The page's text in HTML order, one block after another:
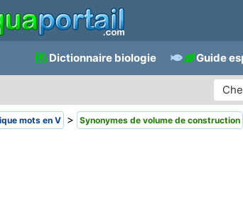
Dictionnaire biologie Guide
mots en V > Synonymes de volume de construction